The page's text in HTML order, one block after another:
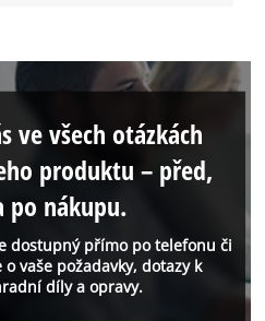
dostupný přímo po telefonu či
vaše požadavky, dotazy k
díly a opravy.
ve všech otázkách
produktu – před,
po nákupu.